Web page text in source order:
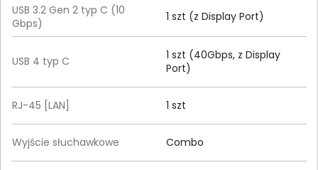
USB 3.2 Gen 2 typ C (10
Gbps)
1 szt (z Display Port)
USB 4 typ C
1 szt (40Gbps, z Display
Port)
RJ-45 [LAN] 1 szt
Wyjście słuchawkowe Combo